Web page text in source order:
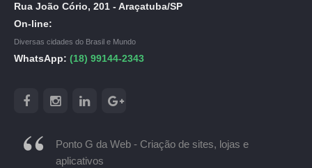
Rua João Cório, 201 - Araçatuba/SP
On-line:
Diversas cidades do Brasil e Mundo
WhatsApp: (18) 99144-2343
Ponto G da Web - Criação de sites, lojas e
aplicativos